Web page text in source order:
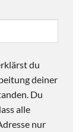
du
deiner
Du
alle
nur